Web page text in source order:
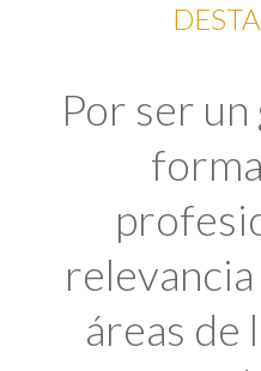
Por ser
áreas de